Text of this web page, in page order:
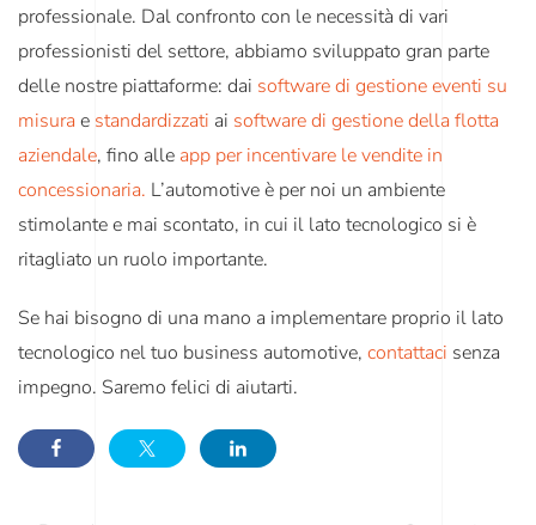
professionale. Dal confronto con le necessità di vari
professionisti del settore, abbiamo sviluppato gran parte
delle nostre piattaforme: dai software di gestione eventi su
misura e standardizzati ai software di gestione della flotta
aziendale, fino alle app per incentivare le vendite in
concessionaria. L’automotive è per noi un ambiente
stimolante e mai scontato, in cui il lato tecnologico si è
ritagliato un ruolo importante.
Se hai bisogno di una mano a implementare proprio il lato
tecnologico nel tuo business automotive, contattaci senza
impegno. Saremo felici di aiutarti.